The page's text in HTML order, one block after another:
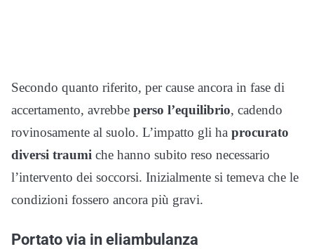
Secondo quanto riferito, per cause ancora in fase di
accertamento, avrebbe perso l’equilibrio, cadendo
rovinosamente al suolo. L’impatto gli ha procurato
diversi traumi che hanno subito reso necessario
l’intervento dei soccorsi. Inizialmente si temeva che le
condizioni fossero ancora più gravi.
Portato via in eliambulanza